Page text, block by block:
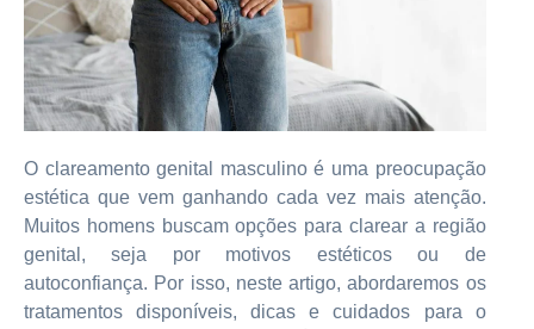
O clareamento genital masculino é uma preocupação
estética que vem ganhando cada vez mais atenção.
Muitos homens buscam opções para clarear a região
genital, seja por motivos estéticos ou de
autoconfiança. Por isso, neste artigo, abordaremos os
tratamentos disponíveis, dicas e cuidados para o